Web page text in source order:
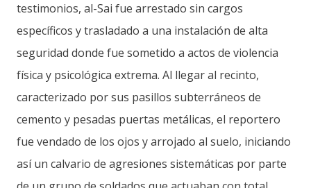
testimonios, al-Sai fue arrestado sin cargos
específicos y trasladado a una instalación de alta
seguridad donde fue sometido a actos de violencia
física y psicológica extrema. Al llegar al recinto,
caracterizado por sus pasillos subterráneos de
cemento y pesadas puertas metálicas, el reportero
fue vendado de los ojos y arrojado al suelo, iniciando
así un calvario de agresiones sistemáticas por parte